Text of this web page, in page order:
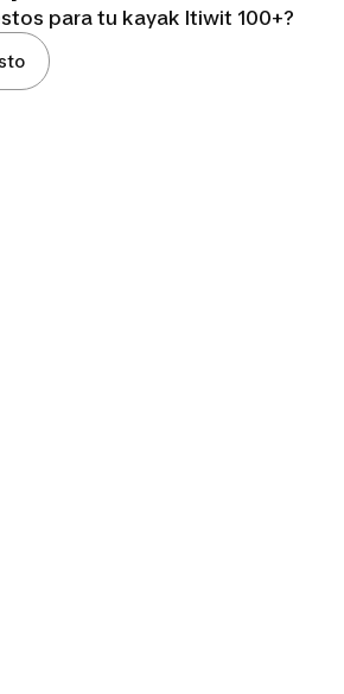
para tu kayak Itiwit 100+?